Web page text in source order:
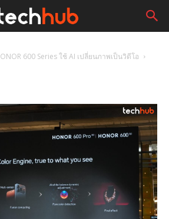
600 Series ใช้ AI เปลี่ยนภาพเป็นวิดีโอ